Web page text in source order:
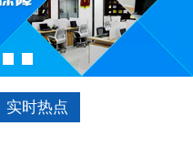
深一风采
联系我们
深优通系统V3.0
实时热点